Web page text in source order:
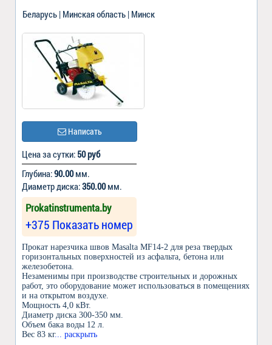
Беларусь | Минская область | Минск
Написать
Цена за сутки: 50 руб
Глубина:90.00мм.
Диаметр диска:350.00мм.
Prokatinstrumenta.by
+375 Показать номер
Прокат нарезчика швов Masalta MF14-2 для реза твердых
горизонтальных поверхностей из асфальта, бетона или
железобетона.
Незаменимы при производстве строительных и дорожных
работ, это оборудование может использоваться в помещениях
и на открытом воздухе.
Мощность 4,0 кВт.
Диаметр диска 300-350 мм.
Объем бака воды 12 л.
Вес 83 кг... раскрыть